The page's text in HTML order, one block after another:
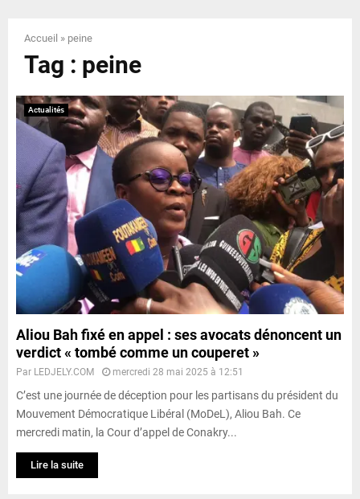
N
U
Accueil » peine
Tag : peine
Actualités
Aliou Bah fixé en appel : ses avocats dénoncent un
verdict « tombé comme un couperet »
Par LEDJELY.COM mercredi 28 mai 2025 à 12:51
C’est une journée de déception pour les partisans du président du
Mouvement Démocratique Libéral (MoDeL), Aliou Bah. Ce
mercredi matin, la Cour d’appel de Conakry...
Lire la suite